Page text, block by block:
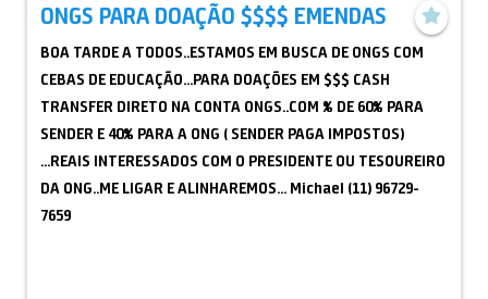
ONGS PARA DOAÇÃO $$$$ EMENDAS
BOA TARDE A TODOS..ESTAMOS EM BUSCA DE ONGS COM
CEBAS DE EDUCAÇÃO...PARA DOAÇÕES EM $$$ CASH
TRANSFER DIRETO NA CONTA ONGS..COM % DE 60% PARA
SENDER E 40% PARA A ONG ( SENDER PAGA IMPOSTOS)
...REAIS INTERESSADOS COM O PRESIDENTE OU TESOUREIRO
DA ONG..ME LIGAR E ALINHAREMOS... Michael (11) 96729-
7659